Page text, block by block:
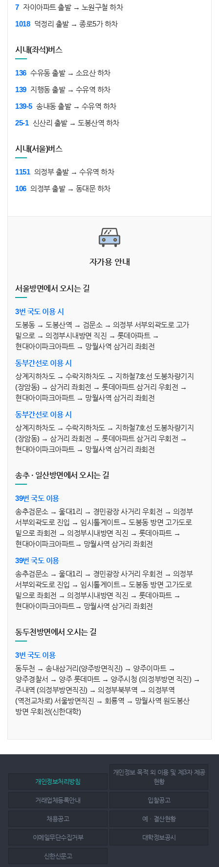
7 자이아파트 출발 → 노원구철 하차
1018 덕정리 출발 → 종로5가 하차
시내(좌석)버스
136 수유동 출발 → 소요산 하차
139 지행동 출발 → 수유역 하차
139-5 송내동 출발 → 수유역 하차
25-1 신산리 출발 → 도봉산역 하차
시내(서울)버스
1151 의정부 출발 → 수유역 하차
106 의정부 출발 → 동대문 하차
자가용 안내
서울방면에서 오시는 길
3번 국도 이용 시
도봉동 → 도봉산역 → 검문소 → 의정부 서부외곽도로 고가
밑으로 → 의정부시내방면 직진 → 롯데아파트 →
현대아이파크아파트 → 망월사역 삼거리 좌회전
동부간선로 이용 시
상계지하차도 → 수락지하차도 → 지하철7호선 도봉차량기지
(장암동) → 삼거리 좌회전 → 롯데아파트 삼거리 우회전 →
현대아이파크아파트 → 망월사역 삼거리 좌회전
동부간선로 이용 시
상계지하차도 → 수락지하차도 → 지하철7호선 도봉차량기지
(장암동) → 삼거리 좌회전 → 롯데아파트 삼거리 우회전 →
현대아이파크아파트 → 망월사역 삼거리 좌회전
송추 · 일산방면에서 오시는 길
39번 국도 이용
송추검문소 → 울대1리 → 경민광장 사거리 우회전 → 의정부
서부외곽도로 진입 → 임시톨게이트→ 도봉동 방면 고가도로
밑으로 좌회전 → 의정부시내방면 직진 → 롯데아파트 →
현대아이파크아파트→ 망월사역 삼거리 좌회전
39번 국도 이용
송추검문소 → 울대1리 → 경민광장 사거리 우회전 → 의정부
서부외곽도로 진입 → 임시톨게이트→ 도봉동 방면 고가도로
밑으로 좌회전 → 의정부시내방면 직진 → 롯데아파트 →
현대아이파크아파트→ 망월사역 삼거리 좌회전
동두천방면에서 오시는 길
3번 국도 이용
동두천 → 송내삼거리(양주방면직진) → 양주이마트 →
양주경찰서 → 양주 롯데마트 → 양주시청 (의정부방면 직진) →
주내역 (의정부방면직진) → 의정부북부역 → 의정부역
(역전교차로) 서울방면직진 → 회룡역 → 망월사역 원도봉산
방면 우회전(신한대학)
개인정보처리방침
개인정보 목적 외 이용 및 제3자 제공
현황
거래업체등록안내 입찰공고
채용공고 예ㆍ결산현황
이메일무단수집거부 대학정보공시
신한신문고